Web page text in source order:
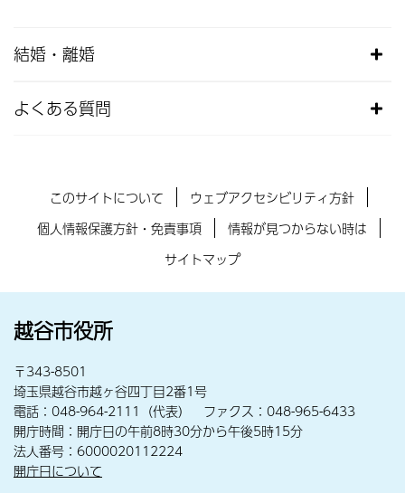
結婚・離婚
よくある質問
このサイトについて
ウェブアクセシビリティ方針
個人情報保護方針・免責事項
情報が見つからない時は
サイトマップ
越谷市役所
〒343-8501
埼玉県越谷市越ヶ谷四丁目2番1号
電話：048-964-2111（代表） ファクス：048-965-6433
開庁時間：開庁日の午前8時30分から午後5時15分
法人番号：6000020112224
開庁日について